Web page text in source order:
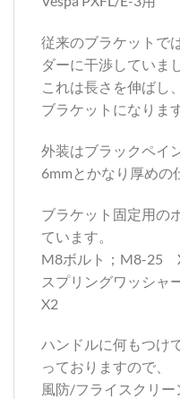
従来のブラケットで
ダーに干渉していま
これは長さを伸ばし
ブラケットになります
外装はブラックペイ
6mmとかなり厚めの
ブラケット固定用の
ています。
M8ボルト；M8-25
スプリングワッシャ
X2
ハンドルに何もつけ
っておりますので、
風防/フライスクリ